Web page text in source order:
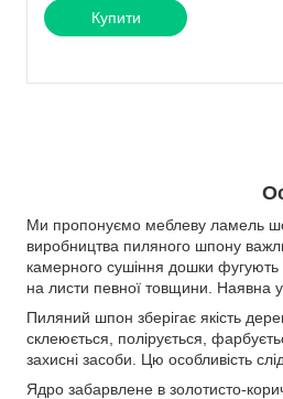
Купити
Ми пропонуємо меблеву ламель
виробництва пиляного шпону
камерного сушіння дошки фугують
на листи певної товщини. Наявна
Пиляний шпон зберігає якість
склеюється, полірується,
захисні засоби. Цю особливість
Ядро забарвлене в золотисто-